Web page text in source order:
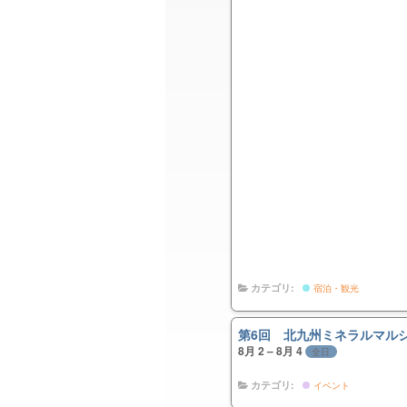
カテゴリ: 宿泊・観光
第6回 北九州ミネラルマル
8月 2 – 8月 4 全日
カテゴリ: イベント